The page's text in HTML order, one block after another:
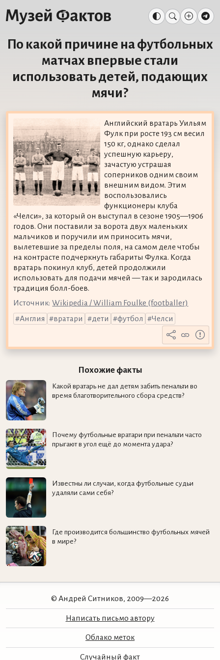
По какой причине на футбольных
матчах впервые стали
использовать детей, подающих
мячи?
Английский вратарь Уильям
Фулк при росте 193 см весил
150 кг, однако сделал
успешную карьеру,
зачастую устрашая
соперников одним своим
внешним видом. Этим
воспользовались
функционеры клуба
«Челси», за который он выступал в сезоне 1905—1906
годов. Они поставили за ворота двух маленьких
мальчиков и поручили им приносить мячи,
вылетевшие за пределы поля, на самом деле чтобы
на контрасте подчеркнуть габариты Фулка. Когда
вратарь покинул клуб, детей продолжили
использовать для подачи мячей — так и зародилась
традиция болл-боев.
Источник: Wikipedia / William Foulke (footballer)
Англия
вратари дети футбол Челси
Похожие факты
Какой вратарь не дал детям забить пенальти во
время благотворительного сбора средств?
Почему футбольные вратари при пенальти часто
прыгают в угол ещё до момента удара?
Известны ли случаи, когда футбольные судьи
удаляли сами себя?
Где производится большинство футбольных мячей
в мире?
© Андрей Ситников, 2009—2026
Написать письмо автору
Облако меток
Случайный факт